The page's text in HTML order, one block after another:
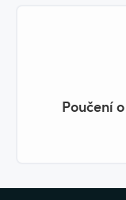
Poučení